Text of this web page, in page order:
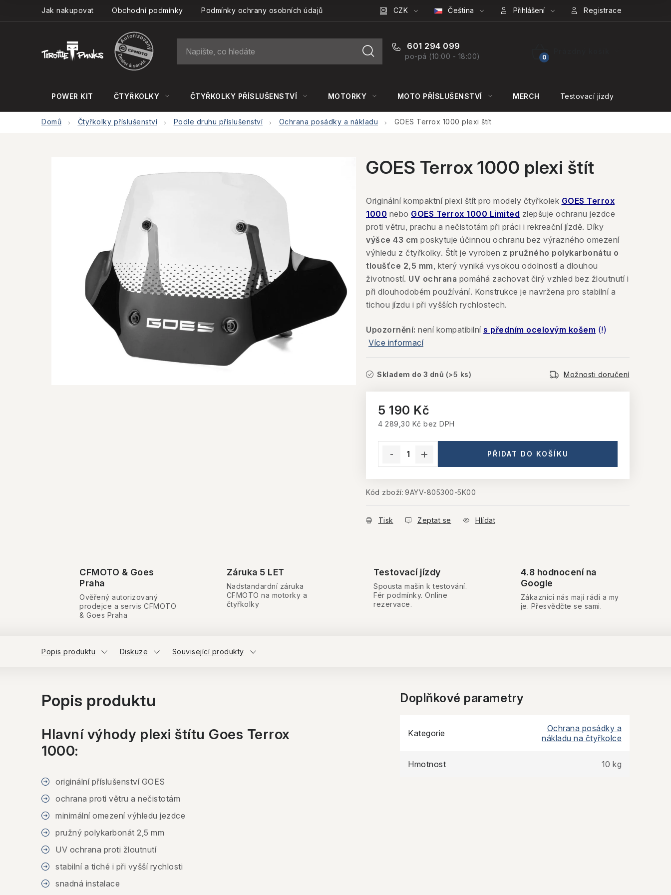
Jak nakupovat Obchodní podmínky Podmínky ochrany osobních údajů CZK Čeština Přihlášení Registrace
601 294 099
po-pá (10:00 - 18:00)
NÁKUPNÍ
POWER KIT ČTYŘKOLKY ČTYŘKOLKY PŘÍSLUŠENSTVÍ MOTORKY MOTO PŘÍSLUŠENSTVÍ MERCH Testovací jízdy
Domů Čtyřkolky příslušenství Podle druhu příslušenství Ochrana posádky a nákladu GOES Terrox 1000 plexi štít
GOES Terrox 1000 plexi štít
Originální kompaktní plexi štít pro modely čtyřkolek GOES Terrox
1000 nebo GOES Terrox 1000 Limited zlepšuje ochranu jezdce
proti větru, prachu a nečistotám při práci i rekreační jízdě. Díky
výšce 43 cm poskytuje účinnou ochranu bez výrazného omezení
výhledu z čtyřkolky. Štít je vyroben z pružného polykarbonátu o
tloušťce 2,5 mm , který vyniká vysokou odolností a dlouhou
životností. UV ochrana pomáhá zachovat čirý vzhled bez žloutnutí i
při dlouhodobém používání. Konstrukce je navržena pro stabilní a
tichou jízdu i při vyšších rychlostech.
Upozornění: není kompatibilní s předním ocelovým košem (!)
Více informací
Skladem do 3 dnů (>5 ks) Možnosti doručení
5 190 Kč
4 289,30 Kč bez DPH
PŘIDAT DO KOŠÍKU
Kód zboží: 9AYV-805300-5K00
Tisk Zeptat se Hlídat
CFMOTO & Goes
Praha
Ověřený autorizovaný
prodejce a servis CFMOTO
& Goes Praha
Záruka 5 LET
Nadstandardní záruka
CFMOTO na motorky a
čtyřkolky
Testovací jízdy
Spousta mašin k testování.
Fér podmínky. Online
rezervace.
4.8 hodnocení na
Google
Zákazníci nás mají rádi a my
je. Přesvědčte se sami.
Popis produktu Diskuze Související produkty
Popis produktu
Hlavní výhody plexi štítu Goes Terrox
1000:
originální příslušenství GOES
ochrana proti větru a nečistotám
minimální omezení výhledu jezdce
pružný polykarbonát 2,5 mm
UV ochrana proti žloutnutí
stabilní a tiché i při vyšší rychlosti
snadná instalace
Doplňkové parametry
Kategorie
Ochrana posádky a
nákladu na čtyřkolce
Hmotnost 10 kg